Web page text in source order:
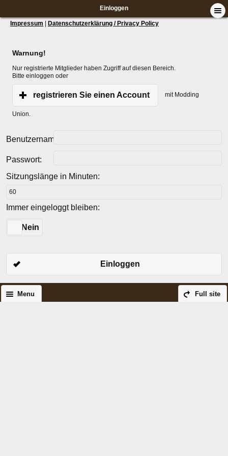
Einloggen
Impressum Datenschutzerklärung / Privacy Policy
Warnung!
Nur registrierte Mitglieder haben Zugriff auf diesen Bereich.
Bitte einloggen oder
registrieren Sie einen Account mit Modding
Union.
Benutzername:
Passwort:
Sitzungslänge in Minuten:
Immer eingeloggt bleiben:
Nein
Einloggen
Full site
Menu